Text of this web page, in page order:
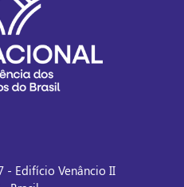
- Edifício Venâncio II